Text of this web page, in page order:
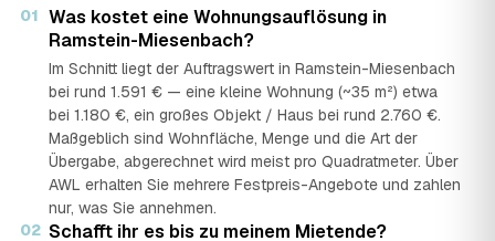
01 Was kostet eine Wohnungsauflösung in
Ramstein-Miesenbach?
Im Schnitt liegt der Auftragswert in Ramstein-Miesenbach
bei rund 1.591 € — eine kleine Wohnung (~35 m²) etwa
bei 1.180 €, ein großes Objekt / Haus bei rund 2.760 €.
Maßgeblich sind Wohnfläche, Menge und die Art der
Übergabe, abgerechnet wird meist pro Quadratmeter. Über
AWL erhalten Sie mehrere Festpreis-Angebote und zahlen
nur, was Sie annehmen.
02 Schafft ihr es bis zu meinem Mietende?